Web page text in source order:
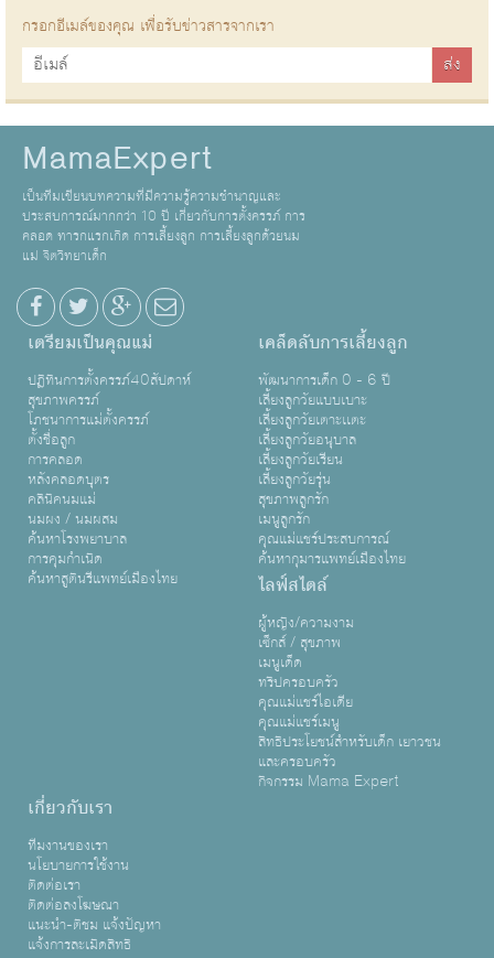
กรอกอีเมล์ของคุณ เพื่อรับข่าวสารจากเรา
MamaExpert
เป็นทีมเขียนบทความที่มีความรู้ความชำนาญและ
ประสบการณ์มากกว่า 10 ปี เกี่ยวกับการตั้งครรภ์ การ
คลอด ทารกแรกเกิด การเลี้ยงลูก การเลี้ยงลูกด้วยนม
แม่ จิตวิทยาเด็ก
เตรียมเป็นคุณแม่
ปฏิทินการตั้งครรภ์40สัปดาห์
สุขภาพครรภ์
โภชนาการแม่ตั้งครรภ์
ตั้งชื่อลูก
การคลอด
หลังคลอดบุตร
คลินิคนมแม่
นมผง / นมผสม
ค้นหาโรงพยาบาล
การคุมกำเนิด
ค้นหาสูตินรีแพทย์เมืองไทย
เคล็ดลับการเลี้ยงลูก
พัฒนาการเด็ก 0 - 6 ปี
เลี้ยงลูกวัยแบบเบาะ
เลี้ยงลูกวัยเตาะเเตะ
เลี้ยงลูกวัยอนุบาล
เลี้ยงลูกวัยเรียน
เลี้ยงลูกวัยรุ่น
สุขภาพลูกรัก
เมนูลูกรัก
คุณแม่แชร์ประสบการณ์
ค้นหากุมารแพทย์เมืองไทย
ไลฟ์สไตล์
ผู้หญิง/ความงาม
เซ็กส์ / สุขภาพ
เมนูเด็ด
ทริปครอบครัว
คุณแม่แชร์ไอเดีย
คุณแม่แชร์เมนู
สิทธิประโยชน์สำหรับเด็ก เยาวชน
และครอบครัว
กิจกรรม Mama Expert
เกี่ยวกับเรา
ทีมงานของเรา
นโยบายการใช้งาน
ติดต่อเรา
ติดต่อลงโฆษณา
แนะนำ-ติชม แจ้งปัญหา
แจ้งการละเมิดสิทธิ